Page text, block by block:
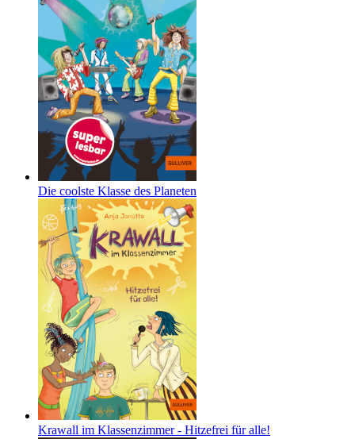
Die coolste Klasse des Planeten
Krawall im Klassenzimmer - Hitzefrei für alle!